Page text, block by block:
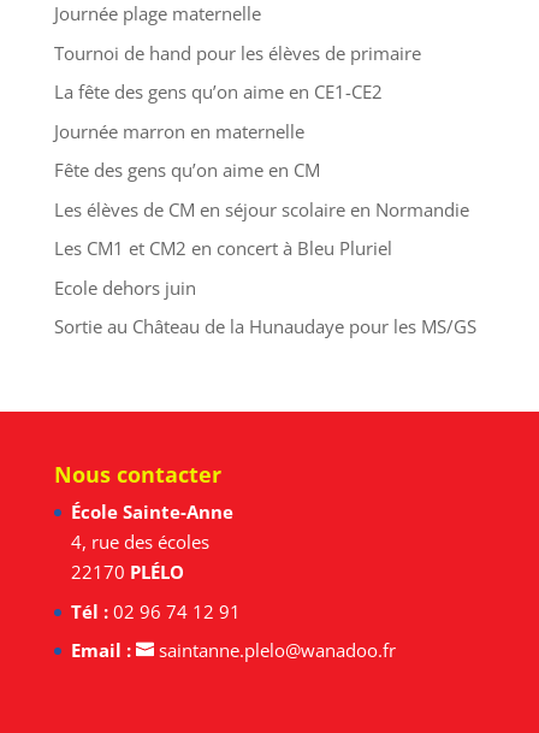
Journée plage maternelle
Tournoi de hand pour les élèves de primaire
La fête des gens qu’on aime en CE1-CE2
Journée marron en maternelle
Fête des gens qu’on aime en CM
Les élèves de CM en séjour scolaire en Normandie
Les CM1 et CM2 en concert à Bleu Pluriel
Ecole dehors juin
Sortie au Château de la Hunaudaye pour les MS/GS
Nous contacter
École Sainte-Anne
4, rue des écoles
22170 PLÉLO
Tél :02 96 74 12 91
Email :
saintanne.plelo@wanadoo.fr